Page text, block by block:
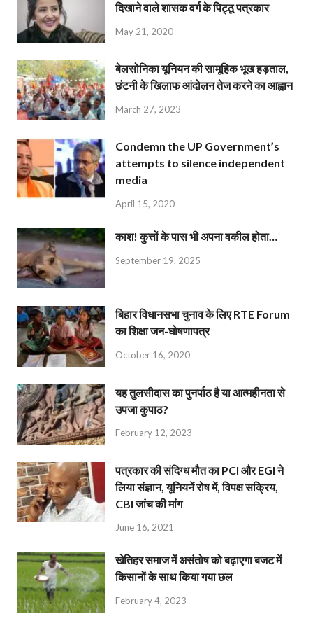
दिखाने वाले शासक वर्ग के पिट्ठू पत्रकार
May 21, 2020
बेलसोनिका यूनियन की सामूहिक भूख हड़ताल,
छंटनी के खिलाफ आंदोलन तेज करने का आह्वान
March 27, 2023
Condemn the UP Government’s
attempts to silence independent
media
April 15, 2020
काश! कुत्तों के पास भी अपना वकील होता…
September 19, 2025
बिहार विधानसभा चुनाव के लिए RTE Forum
का शिक्षा जन-घोषणापत्र
October 16, 2020
यह तुलसीदास का पुनर्पाठ है या आत्महीनता से
उपजा कुपाठ?
February 12, 2023
पत्रकार की संदिग्ध मौत का PCI और EGI ने
लिया संज्ञान, यूनियनें रोष में, विपक्ष सक्रिय,
CBI जांच की मांग
June 16, 2021
खेतिहर समाज में असंतोष को बढ़ाएगा बजट में
किसानों के साथ किया गया छल
February 4, 2023